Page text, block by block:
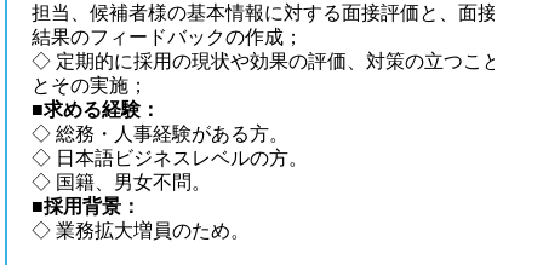
担当、候補者様の基本情報に対する面接評価と、面接
結果のフィードバックの作成；
◇ 定期的に採用の現状や効果の評価、対策の立つこと
とその実施；
■求める経験：
◇ 総務・人事経験がある方。
◇ 日本語ビジネスレベルの方。
◇ 国籍、男女不問。
■採用背景：
◇ 業務拡大増員のため。